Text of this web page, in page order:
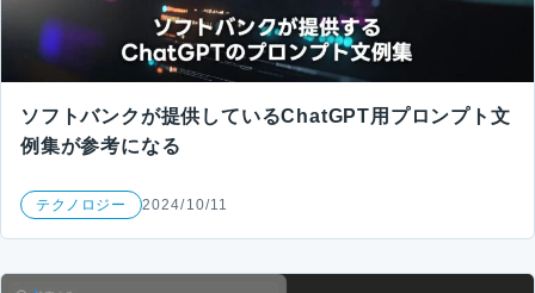
ソフトバンクが提供しているChatGPT用プロンプト文
例集が参考になる
テクノロジー 2024/10/11